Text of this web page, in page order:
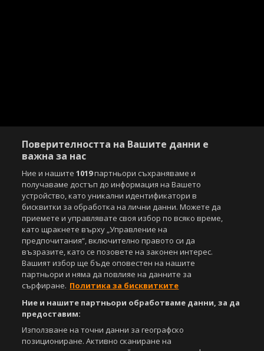
Copyright © 2007-2026 Агенция Спортал. Всички права запазени.
Този уебсайт е собственост на
Sportal Media Group
За нас Екип За рекламa
Етични правила на НСС
Лични данни
Управление на предпочитания
Съдържанието на този уеб сайт и технологиите, използвани в него, са
под закрила на Закона за авторското право и сродните му права.
Всички статии, репортажи, интервюта и други текстови, графични и
видео материали, публикувани в сайта, са собственост на Агенция
Поверителността на Вашите данни е
важна за нас
Ние и нашите1019партньори съхраняваме и
получаваме достъп до информация на Вашето
устройство, като уникални идентификатори в
бисквитки за обработка на лични данни. Можете да
приемете и управлявате своя избор по всяко време,
като щракнете върху „Управление на
предпочитания“, включително правото си да
възразите, като се позовете на законен интерес.
Вашият избор ще бъде оповестен на нашите
партньори и няма да повлияе на данните за
сърфиране. Политика за бисквитките
Ние и нашите партньори обработваме данни, за да
предоставим:
Използване на точни данни за географско
позициониране. Активно сканиране на